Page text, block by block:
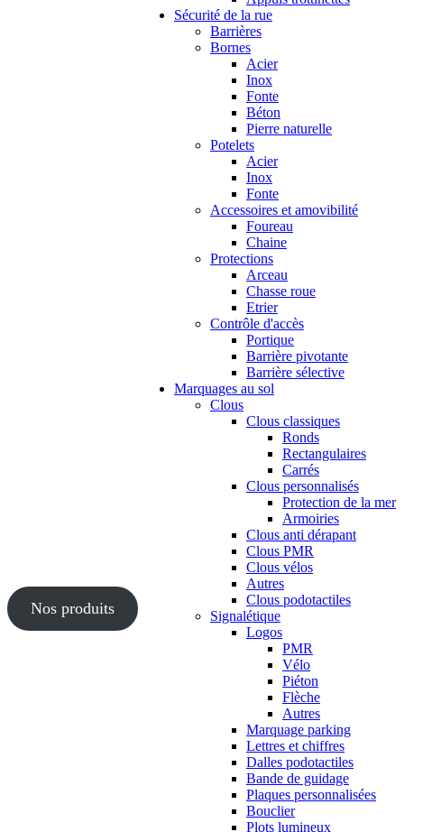
Nos produits
Sécurité de la rue
Barrières
Bornes
Acier
Inox
Fonte
Béton
Pierre naturelle
Potelets
Acier
Inox
Fonte
Accessoires et amovibilité
Foureau
Chaine
Protections
Arceau
Chasse roue
Etrier
Contrôle d'accès
Portique
Barrière pivotante
Barrière sélective
Marquages au sol
Clous
Clous classiques
Ronds
Rectangulaires
Carrés
Clous personnalisés
Protection de la mer
Armoiries
Clous anti dérapant
Clous PMR
Clous vélos
Autres
Clous podotactiles
Signalétique
Logos
PMR
Vélo
Piéton
Flèche
Autres
Marquage parking
Lettres et chiffres
Dalles podotactiles
Bande de guidage
Plaques personnalisées
Bouclier
Plots lumineux